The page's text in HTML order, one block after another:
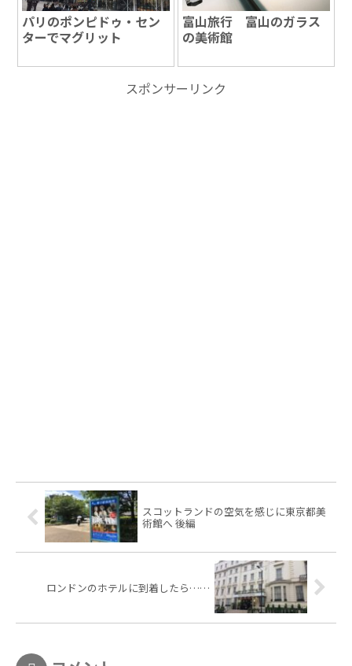
パリのポンピドゥ・セン
ターでマグリット
富山旅行 富山のガラス
の美術館
スポンサーリンク
スコットランドの空気を感じに東京都美
術館へ 後編
ロンドンのホテルに到着したら……